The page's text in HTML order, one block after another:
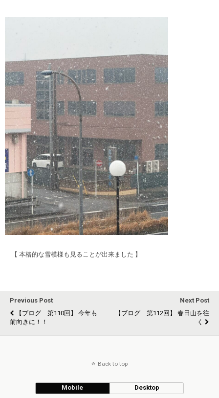
【 本格的な雪模様も見ることが出来ました 】
Previous Post
【ブログ 第110回】 今年も
前向きに！！
Next Post
【ブログ 第112回】 春日山を往
く
Back to top
Mobile Desktop